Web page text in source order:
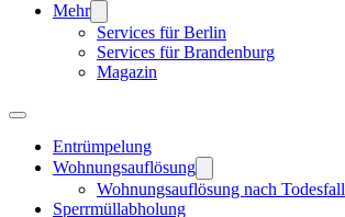
Mehr
Services für Berlin
Services für Brandenburg
Magazin
Entrümpelung
Wohnungsauflösung
Wohnungsauflösung nach Todesfall
Sperrmüllabholung